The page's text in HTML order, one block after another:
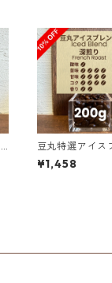
豆丸特選アイス
ド 200g（
の10%OFF）
¥1,458